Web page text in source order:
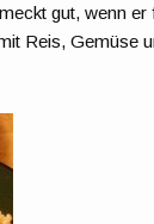
gut, wenn
Reis, Gemüse